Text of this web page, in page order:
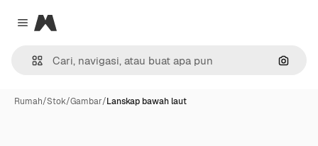
Close menu
Magnific
Rumah/Stok/Gambar/Lanskap bawah laut